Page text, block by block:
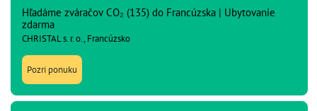
Hľadáme zváračov CO₂ (135) do Francúzska | Ubytovanie
zdarma
CHRISTAL s. r. o., Francúzsko
Pozri ponuku